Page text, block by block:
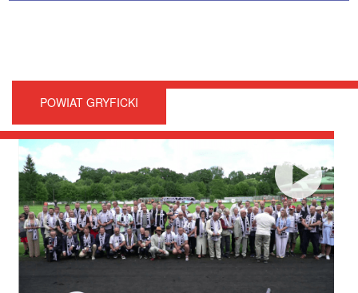
POWIAT GRYFICKI